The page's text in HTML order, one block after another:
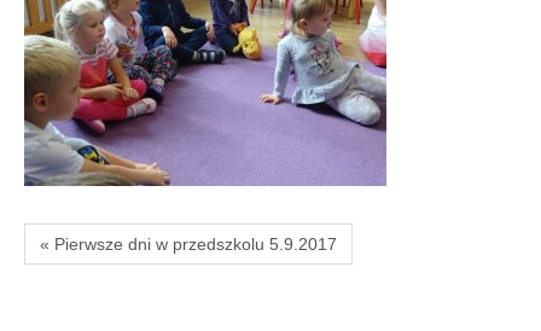
« Pierwsze dni w przedszkolu 5.9.2017